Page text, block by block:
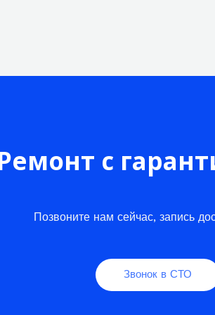
с
Позвоните нам сейчас, запись
Звонок в СТО